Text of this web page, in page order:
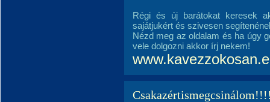
Régi és új barátokat keresek
sajátjukért és szivesen
Nézd meg az oldalam és ha úgy
vele dolgozni akkor írj nekem!